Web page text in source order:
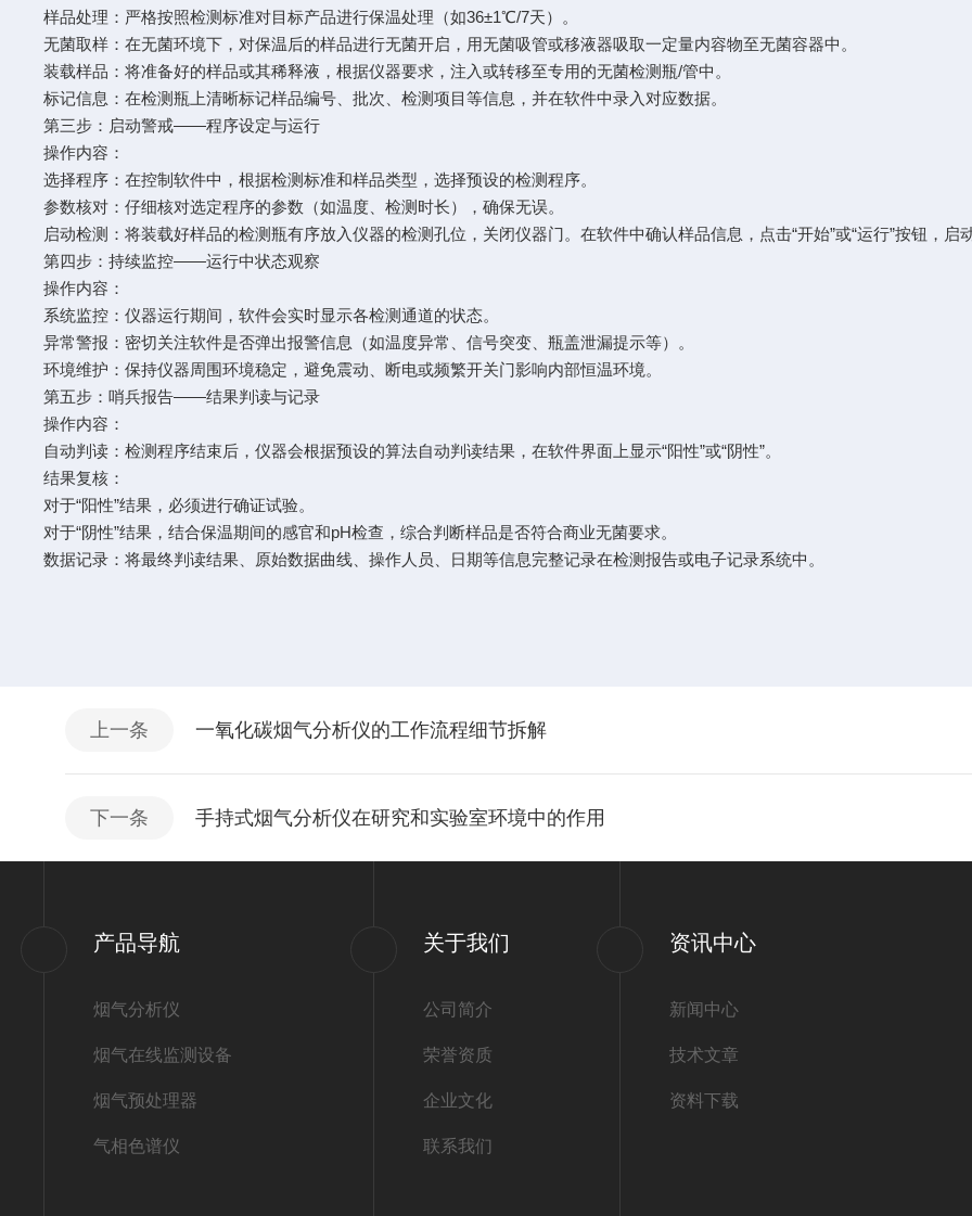
样品处理：严格按照检测标准对目标产品进行保温处理（如36±1℃/7天）。
无菌取样：在无菌环境下，对保温后的样品进行无菌开启，用无菌吸管或移液器吸取一定量内容物至无菌容器中。
装载样品：将准备好的样品或其稀释液，根据仪器要求，注入或转移至专用的无菌检测瓶/管中。
标记信息：在检测瓶上清晰标记样品编号、批次、检测项目等信息，并在软件中录入对应数据。
第三步：启动警戒——程序设定与运行
操作内容：
选择程序：在控制软件中，根据检测标准和样品类型，选择预设的检测程序。
参数核对：仔细核对选定程序的参数（如温度、检测时长），确保无误。
启动检测：将装载好样品的检测瓶有序放入仪器的检测孔位，关闭仪器门。在软件中确认样品信息，点击“开始”或“运行”按钮，启
第四步：持续监控——运行中状态观察
操作内容：
系统监控：仪器运行期间，软件会实时显示各检测通道的状态。
异常警报：密切关注软件是否弹出报警信息（如温度异常、信号突变、瓶盖泄漏提示等）。
环境维护：保持仪器周围环境稳定，避免震动、断电或频繁开关门影响内部恒温环境。
第五步：哨兵报告——结果判读与记录
操作内容：
自动判读：检测程序结束后，仪器会根据预设的算法自动判读结果，在软件界面上显示“阳性”或“阴性”。
结果复核：
对于“阳性”结果，必须进行确证试验。
对于“阴性”结果，结合保温期间的感官和pH检查，综合判断样品是否符合商业无菌要求。
数据记录：将最终判读结果、原始数据曲线、操作人员、日期等信息完整记录在检测报告或电子记录系统中。
上一条 一氧化碳烟气分析仪的工作流程细节拆解
下一条 手持式烟气分析仪在研究和实验室环境中的作用
产品导航
烟气分析仪
烟气在线监测设备
烟气预处理器
气相色谱仪
关于我们
公司简介
荣誉资质
企业文化
联系我们
资讯中心
新闻中心
技术文章
资料下载